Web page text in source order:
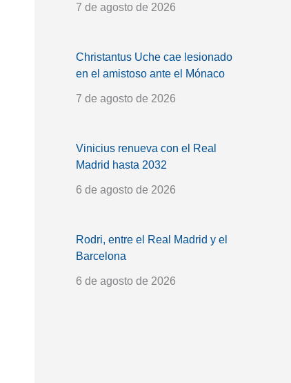
7 de agosto de 2026
Christantus Uche cae lesionado
en el amistoso ante el Mónaco
7 de agosto de 2026
Vinicius renueva con el Real
Madrid hasta 2032
6 de agosto de 2026
Rodri, entre el Real Madrid y el
Barcelona
6 de agosto de 2026